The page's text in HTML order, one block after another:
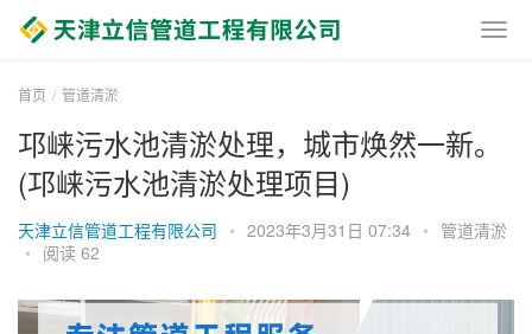
首页 管道清淤
邛崃污水池清淤处理，城市焕然一新。
(邛崃污水池清淤处理项目)
天津立信管道工程有限公司 • 2023年3月31日 07:34 • 管道清淤
• 阅读 62